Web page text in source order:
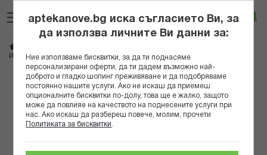
към
съдържанието
Вход
ИКАРОВ МАСЛО МАКАДАМИЯ 30МЛ
Преминете
края
aptekanove.bg иска съгласието Ви, за
да използва личните Ви данни за:
Ние използваме бисквитки, за да ти поднасяме
персонализирани оферти, да ти дадем възможно най-
доброто и гладко шопинг преживяване и да подобряваме
постоянно нашите услуги. Ако не искаш да приемеш
опционалните бисквитки по-долу, това ще е жалко, защото
може да повлияе на качеството на поднесените услуги при
нас. Ако искаш да разбереш повече, молим, прочети
Политиката за бисквитки